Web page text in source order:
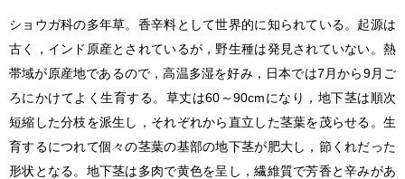
ショウガ科の多年草。香辛料として世界的に知られている。起源は
古く，インド原産とされているが，野生種は発見されていない。熱
帯域が原産地であるので，高温多湿を好み，日本では7月から9月ご
ろにかけてよく生育する。草丈は60～90cmになり，地下茎は順次
短縮した分枝を派生し，それぞれから直立した茎葉を茂らせる。生
育するにつれて個々の茎葉の基部の地下茎が肥大し，節くれだった
形状となる。地下茎は多肉で黄色を呈し，繊維質で芳香と辛みがあ